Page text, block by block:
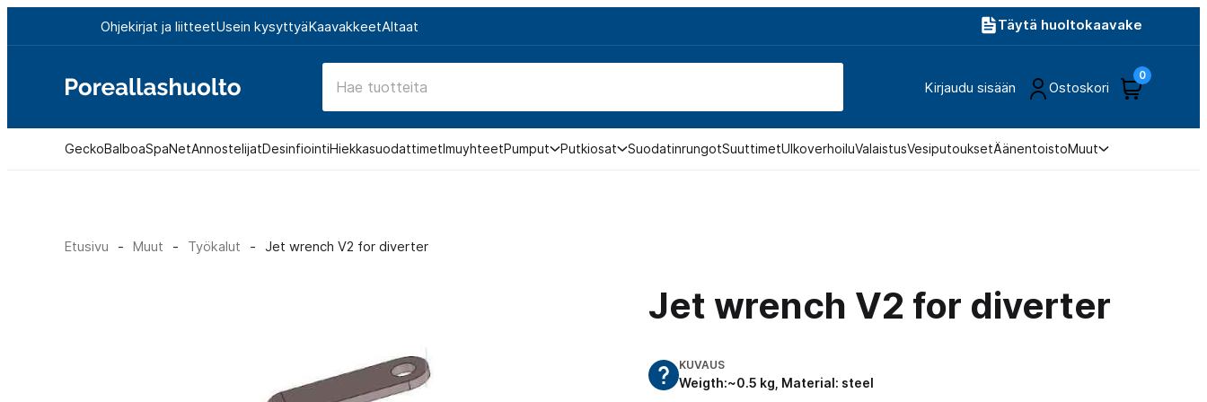
sisältöön
Ohjekirjat ja liitteetUsein kysyttyäKaavakkeetAltaat Täytä huoltokaavake
Poreallashuolto Kirjaudu sisään Ostoskori
0
GeckoBalboaSpaNetAnnostelijatDesinfiointiHiekkasuodattimetImuyhteetPumput Putkiosat SuodatinrungotSuuttimetUlkoverhoiluValaistusVesiputouksetÄänentoistoMuut
Etusivu - Muut - Työkalut - Jet wrench V2 for diverter
Jet wrench V2 for diverter
KUVAUS
Weigth:~0.5 kg, Material: steel